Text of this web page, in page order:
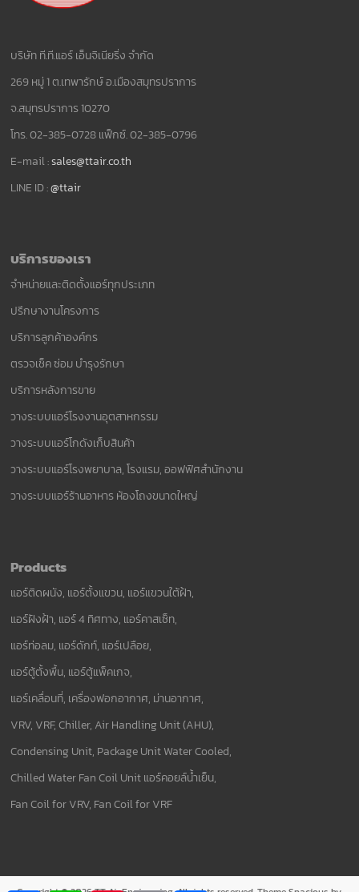
บริษัท ที.ที.แอร์ เอ็นจิเนียริ่ง จำกัด
269 หมู่ 1 ต.เทพารักษ์ อ.เมืองสมุทรปราการ
จ.สมุทรปราการ 10270
โทร. 02-385-0728 แฟ็กซ์. 02-385-0796
E-mail :sales@ttair.co.th
LINE ID :@ttair
บริการของเรา
จำหน่ายและติดตั้งแอร์ทุกประเภท
ปรึกษางานโครงการ
บริการลูกค้าองค์กร
ตรวจเช็ค ซ่อม บำรุงรักษา
บริการหลังการขาย
วางระบบแอร์โรงงานอุตสาหกรรม
วางระบบแอร์โกดังเก็บสินค้า
วางระบบแอร์โรงพยาบาล, โรงแรม, ออฟฟิศสำนักงาน
วางระบบแอร์ร้านอาหาร ห้องโถงขนาดใหญ่
Products
แอร์ติดผนัง, แอร์ตั้งแขวน, แอร์แขวนใต้ฝ้า,
แอร์ฝังฝ้า, แอร์ 4 ทิศทาง, แอร์คาสเซ็ท,
แอร์ท่อลม, แอร์ดักท์, แอร์เปลือย,
แอร์ตู้ตั้งพื้น, แอร์ตู้แพ็คเกจ,
แอร์เคลื่อนที่, เครื่องฟอกอากาศ, ม่านอากาศ,
VRV, VRF, Chiller, Air Handling Unit (AHU),
Condensing Unit, Package Unit Water Cooled,
Chilled Water Fan Coil Unit แอร์คอยล์น้ำเย็น,
Fan Coil for VRV, Fan Coil for VRF